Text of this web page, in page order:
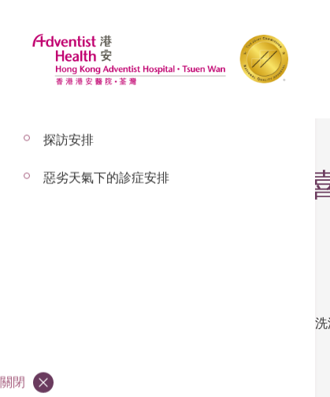
認知障礙症患者不
有否聽過有些老人家，對洗澡十分抗拒、不願
探訪安排
惡劣天氣下的診症安排
關閉